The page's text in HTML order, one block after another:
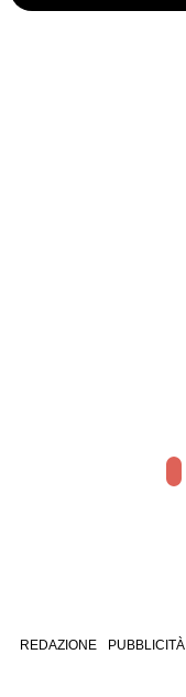
REDAZIONE PUBBLICITÀ